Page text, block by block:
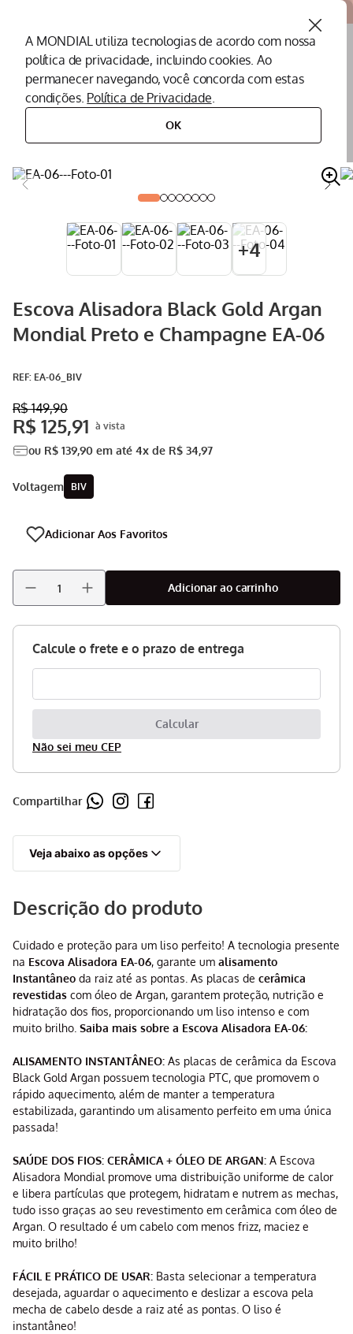
A MONDIAL utiliza tecnologias de acordo com nossa
política de privacidade, incluindo cookies. Ao
permanecer navegando, você concorda com estas
condições. Política de Privacidade.
OK
O que você procura?
escova alisadora
+4
Escova Alisadora Black Gold Argan
Mondial Preto e Champagne EA-06
: EA-06_BIV
R$ 149,90
R$ 125,91
ou R$ 139,90 em até 4x de R$ 34,97
voltagem BIV
Adicionar ao carrinho
Não sei meu CEP
Compartilhar
Veja abaixo as opções
Descrição do produto
Cuidado e proteção para um liso perfeito! A tecnologia presente
na Escova Alisadora EA-06, garante um alisamento
Instantâneo da raiz até as pontas. As placas de cerâmica
revestidas com óleo de Argan, garantem proteção, nutrição e
hidratação dos fios, proporcionando um liso intenso e com
muito brilho. Saiba mais sobre a Escova Alisadora EA-06:
ALISAMENTO INSTANTÂNEO: As placas de cerâmica da Escova
Black Gold Argan possuem tecnologia PTC, que promovem o
rápido aquecimento, além de manter a temperatura
estabilizada, garantindo um alisamento perfeito em uma única
passada!
SAÚDE DOS FIOS: CERÂMICA + ÓLEO DE ARGAN: A Escova
Alisadora Mondial promove uma distribuição uniforme de calor
e libera partículas que protegem, hidratam e nutrem as mechas,
tudo isso graças ao seu revestimento em cerâmica com óleo de
Argan. O resultado é um cabelo com menos frizz, maciez e
muito brilho!
FÁCIL E PRÁTICO DE USAR: Basta selecionar a temperatura
desejada, aguardar o aquecimento e deslizar a escova pela
mecha de cabelo desde a raiz até as pontas. O liso é
instantâneo!
2 Air Fryer
Assistencia Tecnica
7º Panificadora
9º Aspirador
10ºMultiprocessador